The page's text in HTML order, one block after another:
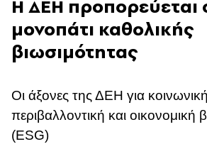
Η ΔΕΗ προπορεύεται
μονοπάτι καθολικής
βιωσιμότητας
Οι άξονες της ΔΕΗ για
περιβαλλοντική και οικονομική
(ESG)